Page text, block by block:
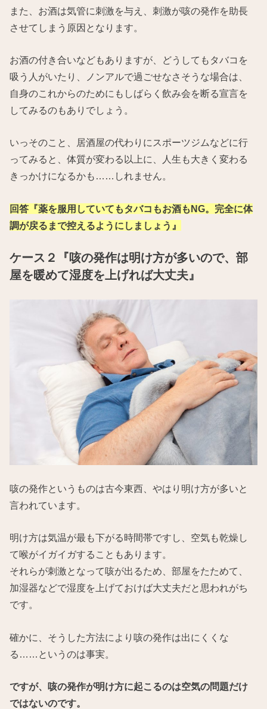
また、お酒は気管に刺激を与え、刺激が咳の発作を助長
させてしまう原因となります。
お酒の付き合いなどもありますが、どうしてもタバコを
吸う人がいたり、ノンアルで過ごせなさそうな場合は、
自身のこれからのためにもしばらく飲み会を断る宣言を
してみるのもありでしょう。
いっそのこと、居酒屋の代わりにスポーツジムなどに行
ってみると、体質が変わる以上に、人生も大きく変わる
きっかけになるかも……しれません。
回答『薬を服用していてもタバコもお酒もNG。完全に体
調が戻るまで控えるようにしましょう』
ケース２『咳の発作は明け方が多いので、部
屋を暖めて湿度を上げれば大丈夫』
咳の発作というものは古今東西、やはり明け方が多いと
言われています。
明け方は気温が最も下がる時間帯ですし、空気も乾燥し
て喉がイガイガすることもあります。
それらが刺激となって咳が出るため、部屋をたためて、
加湿器などで湿度を上げておけば大丈夫だと思われがち
です。
確かに、そうした方法により咳の発作は出にくくな
る……というのは事実。
ですが、咳の発作が明け方に起こるのは空気の問題だけ
ではないのです。